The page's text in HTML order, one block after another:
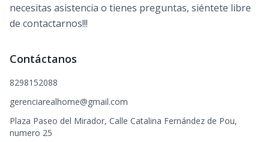
necesitas asistencia o tienes preguntas, siéntete libre
de contactarnos!!!
Contáctanos
8298152088
gerenciarealhome@gmail.com
Plaza Paseo del Mirador, Calle Catalina Fernández de Pou,
numero 25